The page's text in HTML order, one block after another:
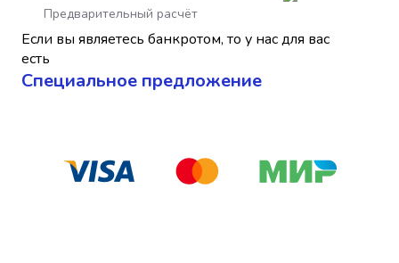
Если вы являетесь банкротом, то у нас для вас
есть
Cпециальное предложение
Предварительный расчёт